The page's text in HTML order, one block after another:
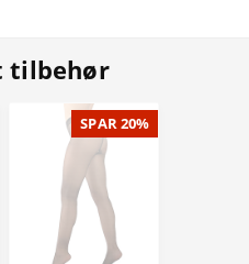
tilbehør
SPAR 20%